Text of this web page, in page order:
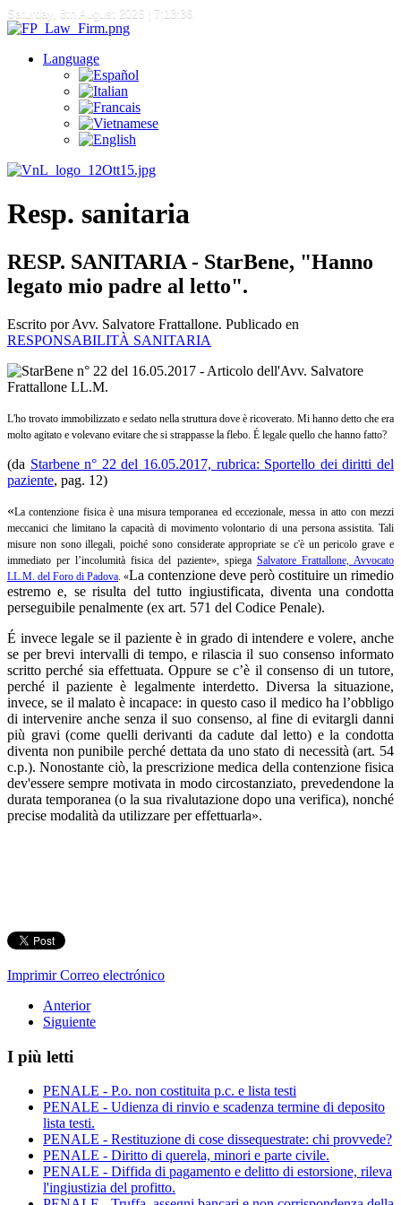
Saturday, 8th August 2026 | 7:13:36
Language
Resp. sanitaria
RESP. SANITARIA - StarBene, "Hanno
legato mio padre al letto".
Escrito por Avv. Salvatore Frattallone. Publicado en
RESPONSABILITÀ SANITARIA
L'ho trovato immobilizzato e sedato nella struttura dove è ricoverato. Mi hanno detto che era
molto agitato e volevano evitare che si strappasse la flebo. É legale quello che hanno fatto?
(da Starbene n° 22 del 16.05.2017, rubrica: Sportello dei diritti del
paziente, pag. 12)
«La contenzione fisica è una misura temporanea ed eccezionale, messa in atto con mezzi
meccanici che limitano la capacità di movimento volontario di una persona assistita. Tali
misure non sono illegali, poiché sono considerate appropriate se c'è un pericolo grave e
immediato per l’incolumità fisica del paziente», spiega Salvatore Frattallone, Avvocato
LL.M. del Foro di Padova . «La contenzione deve però costituire un rimedio
estremo e, se risulta del tutto ingiustificata, diventa una condotta
perseguibile penalmente (ex art. 571 del Codice Penale).
É invece legale se il paziente è in grado di intendere e volere, anche
se per brevi intervalli di tempo, e rilascia il suo consenso informato
scritto perché sia effettuata. Oppure se c’è il consenso di un tutore,
perché il paziente è legalmente interdetto. Diversa la situazione,
invece, se il malato è incapace: in questo caso il medico ha l’obbligo
di intervenire anche senza il suo consenso, al fine di evitargli danni
più gravi (come quelli derivanti da cadute dal letto) e la condotta
diventa non punibile perché dettata da uno stato di necessità (art. 54
c.p.). Nonostante ciò, la prescrizione medica della contenzione fisica
dev'essere sempre motivata in modo circostanziato, prevedendone la
durata temporanea (o la sua rivalutazione dopo una verifica), nonché
precise modalità da utilizzare per effettuarla».
ImprimirCorreo electrónico
Anterior
Siguiente
I più letti
PENALE - P.o. non costituita p.c. e lista testi
PENALE - Udienza di rinvio e scadenza termine di deposito
lista testi.
PENALE - Restituzione di cose dissequestrate: chi provvede?
PENALE - Diritto di querela, minori e parte civile.
PENALE - Diffida di pagamento e delitto di estorsione, rileva
l'ingiustizia del profitto.